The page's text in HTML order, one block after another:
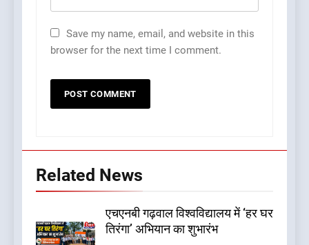
Save my name, email, and website in this
browser for the next time I comment.
Related News
एचएनबी गढ़वाल विश्वविद्यालय में ‘हर घर
तिरंगा’ अभियान का शुभारंभ